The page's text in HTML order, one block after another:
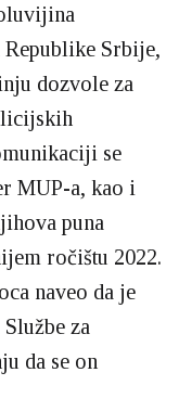
Republike Srbije,
dozvole za
se
MUP-a, kao i
puna
ročištu 2022.
naveo da je
za
da se on